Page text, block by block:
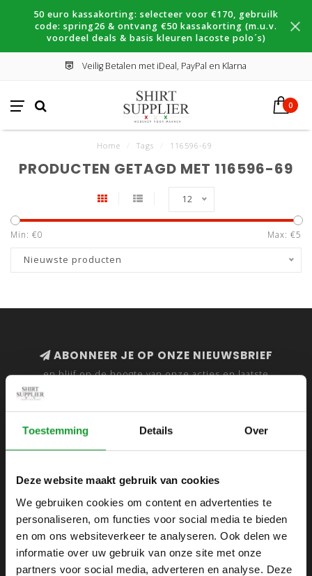
Toestemming Details Over
Deze website maakt gebruik van cookies
We gebruiken cookies om content en advertenties te
personaliseren, om functies voor social media te bieden
en om ons websiteverkeer te analyseren. Ook delen we
informatie over uw gebruik van onze site met onze
partners voor social media, adverteren en analyse. Deze
50 euro kassakorting: selecteer voor €170, gebruilk
code: spring26 & ontvang €50 kassakorting (m.u.v.
voordeel deals & basis kleuren lacoste polo´s)
Veilig Betalen met iDeal, PayPal en Klarna
0
Home Tags 116596-69
PRODUCTEN GETAGD MET 116596-69
12
Min: €0 Max: €5
Nieuwste producten
ABONNEER JE OP ONZE NIEUWSBRIEF
en blijf op de hoogte van onze acties en laatste
SHIRTSUPPLIER.NL
Webshop voor mannen
Zijlijnstraat 24
1433 DC